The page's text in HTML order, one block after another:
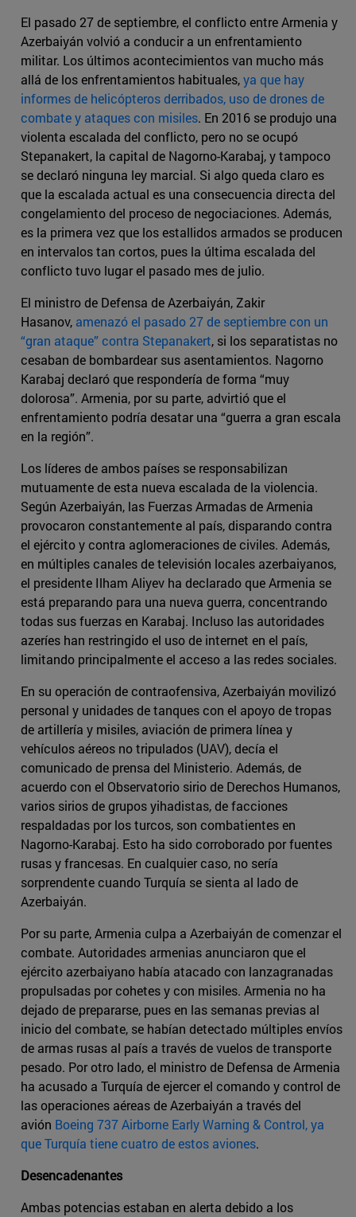
El pasado 27 de septiembre, el conflicto entre Armenia y
Azerbaiyán volvió a conducir a un enfrentamiento
militar. Los últimos acontecimientos van mucho más
allá de los enfrentamientos habituales,ya que hay
informes de helicópteros derribados, uso de drones de
combate y ataques con misiles. En 2016 se produjo una
violenta escalada del conflicto, pero no se ocupó
Stepanakert, la capital de Nagorno-Karabaj, y tampoco
se declaró ninguna ley marcial. Si algo queda claro es
que la escalada actual es una consecuencia directa del
congelamiento del proceso de negociaciones. Además,
es la primera vez que los estallidos armados se producen
en intervalos tan cortos, pues la última escalada del
conflicto tuvo lugar el pasado mes de julio.
El ministro de Defensa de Azerbaiyán, Zakir
Hasanov, amenazó el pasado 27 de septiembre con un
“gran ataque” contra Stepanakert, si los separatistas no
cesaban de bombardear sus asentamientos. Nagorno
Karabaj declaró que respondería de forma “muy
dolorosa”. Armenia, por su parte, advirtió que el
enfrentamiento podría desatar una “guerra a gran escala
en la región”.
Los líderes de ambos países se responsabilizan
mutuamente de esta nueva escalada de la violencia.
Según Azerbaiyán, las Fuerzas Armadas de Armenia
provocaron constantemente al país, disparando contra
el ejército y contra aglomeraciones de civiles. Además,
en múltiples canales de televisión locales azerbaiyanos,
el presidente Ilham Aliyev ha declarado que Armenia se
está preparando para una nueva guerra, concentrando
todas sus fuerzas en Karabaj. Incluso las autoridades
azeríes han restringido el uso de internet en el país,
limitando principalmente el acceso a las redes sociales.
En su operación de contraofensiva, Azerbaiyán movilizó
personal y unidades de tanques con el apoyo de tropas
de artillería y misiles, aviación de primera línea y
vehículos aéreos no tripulados (UAV), decía el
comunicado de prensa del Ministerio. Además, de
acuerdo con el Observatorio sirio de Derechos Humanos,
varios sirios de grupos yihadistas, de facciones
respaldadas por los turcos, son combatientes en
Nagorno-Karabaj. Esto ha sido corroborado por fuentes
rusas y francesas. En cualquier caso, no sería
sorprendente cuando Turquía se sienta al lado de
Azerbaiyán.
Por su parte, Armenia culpa a Azerbaiyán de comenzar el
combate. Autoridades armenias anunciaron que el
ejército azerbaiyano había atacado con lanzagranadas
propulsadas por cohetes y con misiles. Armenia no ha
dejado de prepararse, pues en las semanas previas al
inicio del combate, se habían detectado múltiples envíos
de armas rusas al país a través de vuelos de transporte
pesado. Por otro lado, el ministro de Defensa de Armenia
ha acusado a Turquía de ejercer el comando y control de
las operaciones aéreas de Azerbaiyán a través del
avión Boeing 737 Airborne Early Warning & Control, ya
que Turquía tiene cuatro de estos aviones.
Desencadenantes
Ambas potencias estaban en alerta debido a los